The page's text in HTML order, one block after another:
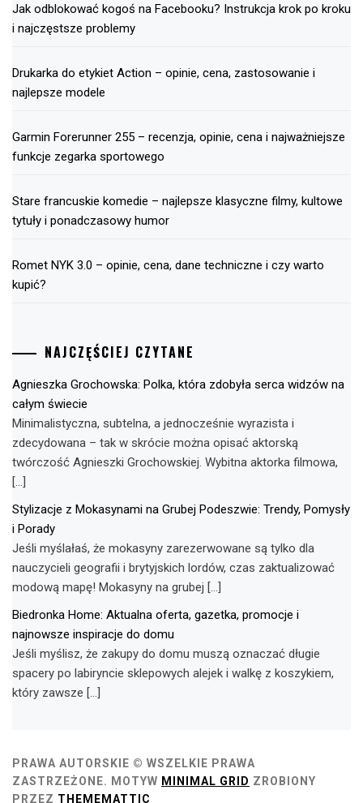
Jak odblokować kogoś na Facebooku? Instrukcja krok po kroku
i najczęstsze problemy
Drukarka do etykiet Action – opinie, cena, zastosowanie i
najlepsze modele
Garmin Forerunner 255 – recenzja, opinie, cena i najważniejsze
funkcje zegarka sportowego
Stare francuskie komedie – najlepsze klasyczne filmy, kultowe
tytuły i ponadczasowy humor
Romet NYK 3.0 – opinie, cena, dane techniczne i czy warto
kupić?
NAJCZĘŚCIEJ CZYTANE
Agnieszka Grochowska: Polka, która zdobyła serca widzów na
całym świecie
Minimalistyczna, subtelna, a jednocześnie wyrazista i
zdecydowana – tak w skrócie można opisać aktorską
twórczość Agnieszki Grochowskiej. Wybitna aktorka filmowa,
[…]
Stylizacje z Mokasynami na Grubej Podeszwie: Trendy, Pomysły
i Porady
Jeśli myślałaś, że mokasyny zarezerwowane są tylko dla
nauczycieli geografii i brytyjskich lordów, czas zaktualizować
modową mapę! Mokasyny na grubej […]
Biedronka Home: Aktualna oferta, gazetka, promocje i
najnowsze inspiracje do domu
Jeśli myślisz, że zakupy do domu muszą oznaczać długie
spacery po labiryncie sklepowych alejek i walkę z koszykiem,
który zawsze […]
PRAWA AUTORSKIE © WSZELKIE PRAWA
ZASTRZEŻONE. MOTYW MINIMAL GRID ZROBIONY
PRZEZ THEMEMATTIC